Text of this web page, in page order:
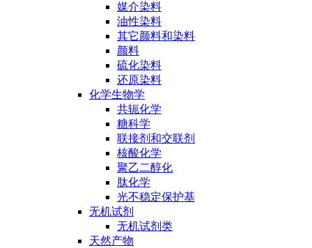
媒介染料
油性染料
其它颜料和染料
颜料
硫化染料
还原染料
化学生物学
共轭化学
糖科学
联接剂和交联剂
核酸化学
聚乙二醇化
肽化学
光不稳定保护基
无机试剂
无机试剂类
天然产物